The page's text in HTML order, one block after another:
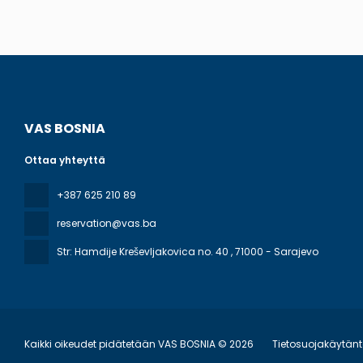
VAS BOSNIA
Ottaa yhteyttä
+387 625 210 89
reservation@vas.ba
Str: Hamdije Kreševljakovica no. 40 , 71000 - Sarajevo
Kaikki oikeudet pidätetään VAS BOSNIA © 2026